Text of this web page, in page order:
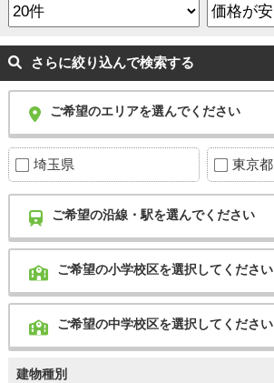
さらに絞り込んで検索する
ご希望のエリアを選んでください
埼玉県 東京都
ご希望の沿線・駅を選んでください
ご希望の小学校区を選択してください
ご希望の中学校区を選択してください
建物種別